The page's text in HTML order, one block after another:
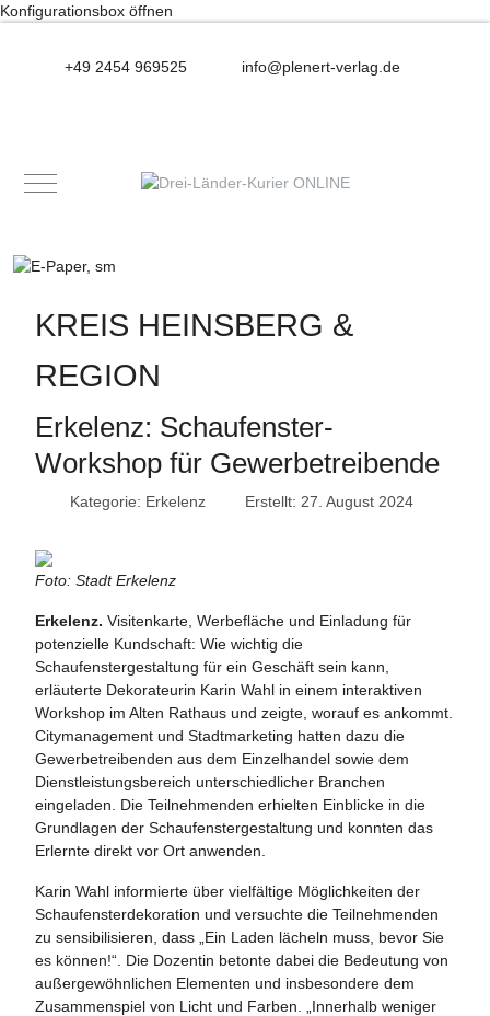
Konfigurationsbox öffnen
+49 2454 969525 info@plenert-verlag.de
Mobile Menu Toggle
KREIS HEINSBERG &
REGION
Erkelenz: Schaufenster-
Workshop für Gewerbetreibende
Kategorie: Erkelenz Erstellt: 27. August 2024
Foto: Stadt Erkelenz
Erkelenz. Visitenkarte, Werbefläche und Einladung für
potenzielle Kundschaft: Wie wichtig die
Schaufenstergestaltung für ein Geschäft sein kann,
erläuterte Dekorateurin Karin Wahl in einem interaktiven
Workshop im Alten Rathaus und zeigte, worauf es ankommt.
Citymanagement und Stadtmarketing hatten dazu die
Gewerbetreibenden aus dem Einzelhandel sowie dem
Dienstleistungsbereich unterschiedlicher Branchen
eingeladen. Die Teilnehmenden erhielten Einblicke in die
Grundlagen der Schaufenstergestaltung und konnten das
Erlernte direkt vor Ort anwenden.
Karin Wahl informierte über vielfältige Möglichkeiten der
Schaufensterdekoration und versuchte die Teilnehmenden
zu sensibilisieren, dass „Ein Laden lächeln muss, bevor Sie
es können!“. Die Dozentin betonte dabei die Bedeutung von
außergewöhnlichen Elementen und insbesondere dem
Zusammenspiel von Licht und Farben. „Innerhalb weniger